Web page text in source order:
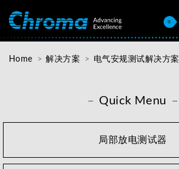
0
Home 解决方案 电气安规测试解决方案
Quick Menu
局部放电测试器